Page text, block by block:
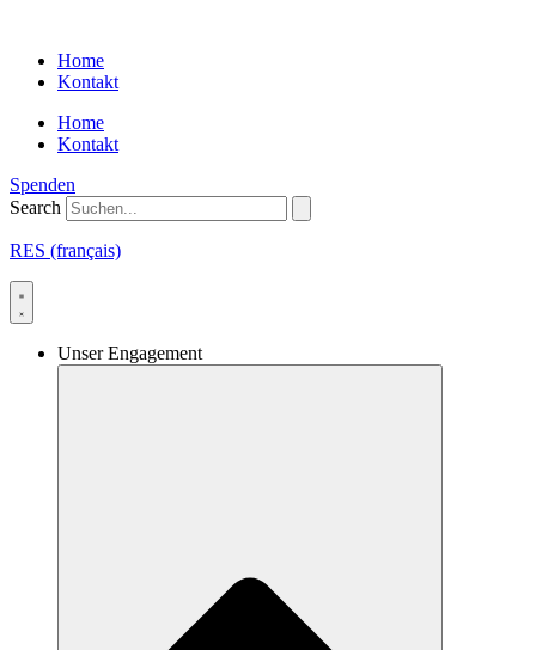
contentHome
Kontakt
Home
Kontakt
Spenden
Search
RES (français)
Unser Engagement